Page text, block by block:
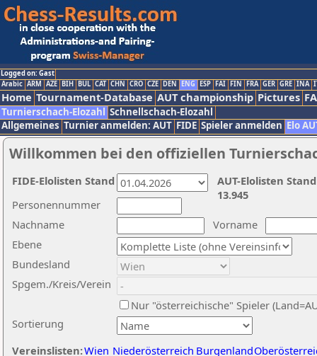
Logged on: Gast
Arabic ARM AZE BIH BUL CAT CHN CRO CZE DEN ENG ESP FAI FIN FRA GER GRE INA
Home Tournament-Database AUT championship Pictures
Turnierschach-Elozahl Schnellschach-Elozahl
Allgemeines Turnier anmelden: AUT FIDE Spieler anmelden Elo
Willkommen bei den offiziellen
Nachname
Vorname
Ebene
Sortierung
Personennummer
Bundesland
Spgem./Kreis/Verein
Nur "österreichische" Spieler
Vereinslisten:Wien Niederösterreich Burgenland
AUT-Elolisten
13.945
FIDE-Elolisten Stand